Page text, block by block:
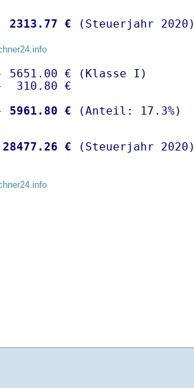
2313.77 € (Steuerjahr 2020)
€ (Klasse I)
310.80 €
5961.80 €
28477.26 € (Steuerjahr 2020)